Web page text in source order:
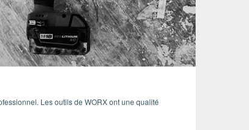
Les outils de WORX ont une qualité